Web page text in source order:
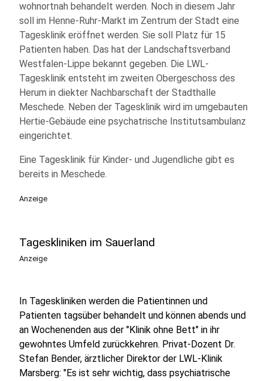
wohnortnah behandelt werden. Noch in diesem Jahr
soll im Henne-Ruhr-Markt im Zentrum der Stadt eine
Tagesklinik eröffnet werden. Sie soll Platz für 15
Patienten haben. Das hat der Landschaftsverband
Westfalen-Lippe bekannt gegeben. Die LWL-
Tagesklinik entsteht im zweiten Obergeschoss des
Herum in diekter Nachbarschaft der Stadthalle
Meschede. Neben der Tagesklinik wird im umgebauten
Hertie-Gebäude eine psychatrische Institutsambulanz
eingerichtet.
Eine Tagesklinik für Kinder- und Jugendliche gibt es
bereits in Meschede.
Anzeige
Tageskliniken im Sauerland
Anzeige
In Tageskliniken werden die Patientinnen und
Patienten tagsüber behandelt und können abends und
an Wochenenden aus der "Klinik ohne Bett" in ihr
gewohntes Umfeld zurückkehren. Privat-Dozent Dr.
Stefan Bender, ärztlicher Direktor der LWL-Klinik
Marsberg: "Es ist sehr wichtig, dass psychiatrische